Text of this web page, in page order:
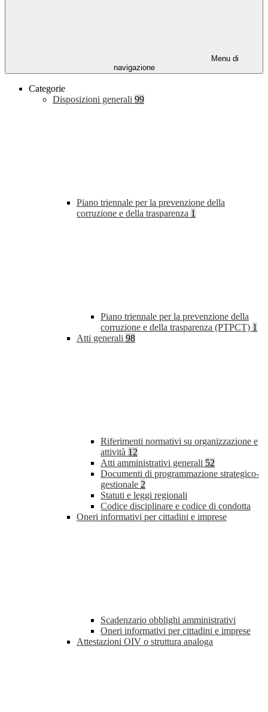
Menu di
navigazione
Categorie
Disposizioni generali 99
Piano triennale per la prevenzione della
corruzione e della trasparenza 1
Piano triennale per la prevenzione della
corruzione e della trasparenza (PTPCT) 1
Atti generali 98
Riferimenti normativi su organizzazione e
attività 12
Atti amministrativi generali 52
Documenti di programmazione strategico-
gestionale 2
Statuti e leggi regionali
Codice disciplinare e codice di condotta
Oneri informativi per cittadini e imprese
Scadenzario obblighi amministrativi
Oneri informativi per cittadini e imprese
Attestazioni OIV o struttura analoga